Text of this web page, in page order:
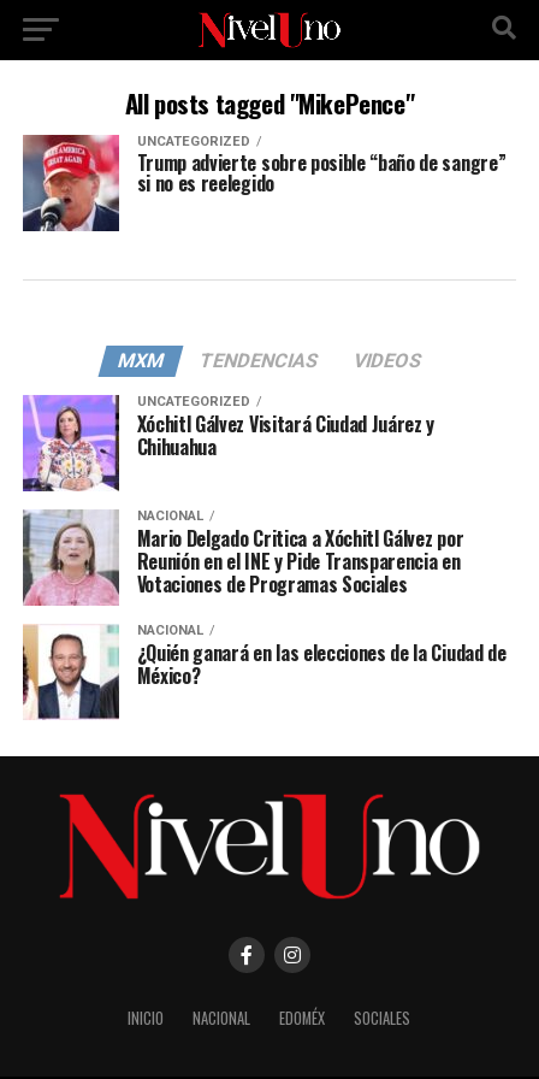
All posts tagged "MikePence"
UNCATEGORIZED
Trump advierte sobre posible “baño de sangre”
si no es reelegido
MXM TENDENCIAS VIDEOS
UNCATEGORIZED
Xóchitl Gálvez Visitará Ciudad Juárez y
Chihuahua
NACIONAL
Mario Delgado Critica a Xóchitl Gálvez por
Reunión en el INE y Pide Transparencia en
Votaciones de Programas Sociales
NACIONAL
¿Quién ganará en las elecciones de la Ciudad de
México?
INICIO NACIONAL EDOMÉX SOCIALES